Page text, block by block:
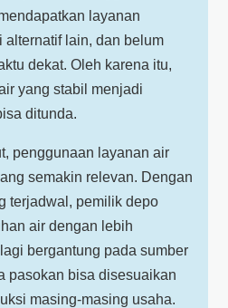
layanan
alternatif lain, dan belum
dekat. Oleh karena itu,
yang stabil menjadi
ditunda.
penggunaan layanan air
semakin relevan. Dengan
terjadwal, pemilik depo
air dengan lebih
bergantung pada sumber
pasokan bisa disesuaikan
masing-masing usaha.